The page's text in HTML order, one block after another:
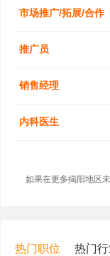
市场推广/拓展/合作
推广员
销售经理
内科医生
如果在更多揭阳地区
热门职位 热门